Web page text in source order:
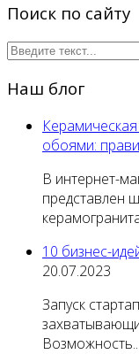
Поиск по сайту
Наш блог
обоями:
В интернет-
представлен
10 бизнес-
20.07.2023
Запуск
Возможность...